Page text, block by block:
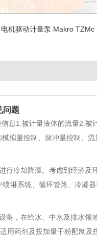
电机驱动计量泵 Makro TZMc
问题
息1.被计量液体的流量2.
拟量控制、脉冲量控制、
部件越少则计量泵工作越可
行冷却降温。考虑到经济及
淋系统、循环管路、冷凝
却水系统在运行过程中，
备，在给水、中水及排水
用药剂及投加量干粉配制